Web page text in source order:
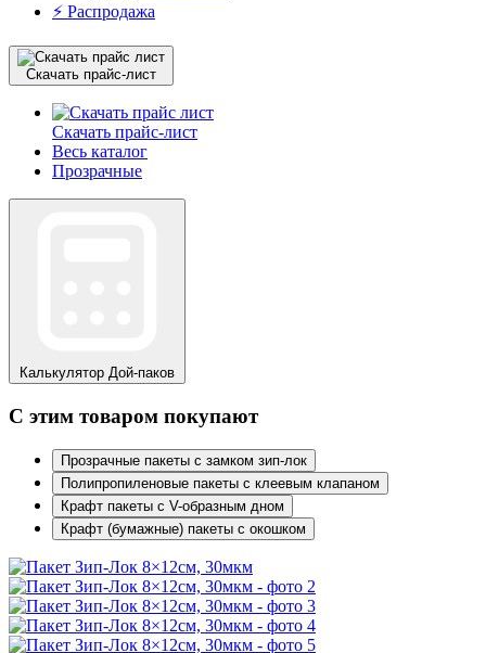
⚡️ Распродажа
Скачать прайс-лист
Скачать прайс-лист
Весь каталог
Прозрачные
Калькулятор Дой-паков
С этим товаром покупают
Прозрачные пакеты c замком зип-лок
Полипропиленовые пакеты с клеевым клапаном
Крафт пакеты с V-образным дном
Крафт (бумажные) пакеты с окошком